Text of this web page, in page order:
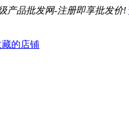
产品批发网-注册即享批发价!
藏的店铺